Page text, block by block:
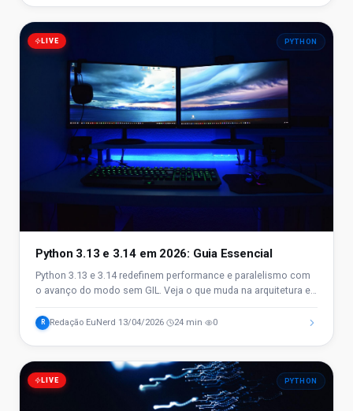
LIVE PYTHON
Python 3.13 e 3.14 em 2026: Guia Essencial
Python 3.13 e 3.14 redefinem performance e paralelismo com
o avanço do modo sem GIL. Veja o que muda na arquitetura e
R Redação EuNerd 13/04/2026 24 min 0
LIVE PYTHON